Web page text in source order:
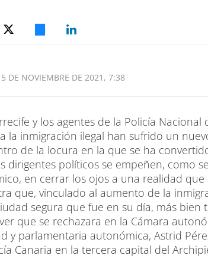
DE NOVIEMBRE DE 2021, 7:38
y los agentes de la Policía
la inmigración ilegal han sufrido un
de la locura en la que se ha
dirigentes políticos se empeñen, como
en cerrar los ojos a una realidad que
que, vinculado al aumento de la
segura que fue en su día, más
que se rechazara en la Cámara
y parlamentaria autonómica, Astrid
Canaria en la tercera capital del